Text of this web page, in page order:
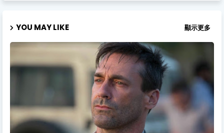
YOU MAY LIKE 顯示更多